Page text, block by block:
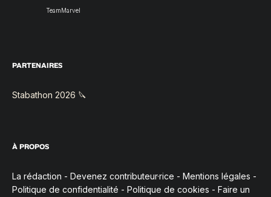
TeamMarvel
PARTENAIRES
Stabathon 2026 🔪
À PROPOS
La rédaction - Devenez contributeur·rice - Mentions légales -
Politique de confidentialité - Politique de cookies - Faire un